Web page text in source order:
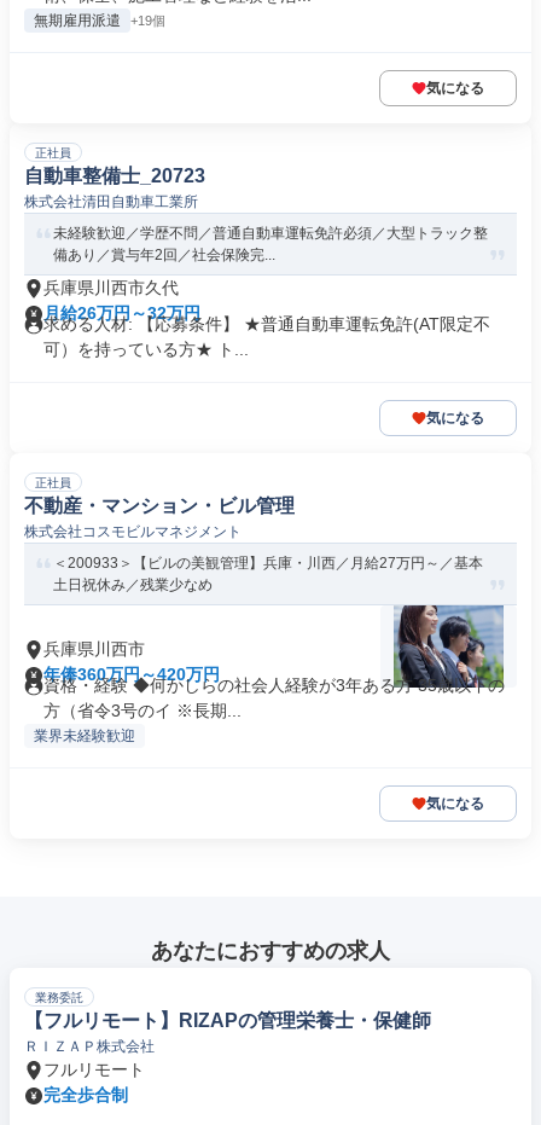
無期雇用派遣 +19個
気になる
正社員
自動車整備士_20723
株式会社清田自動車工業所
未経験歓迎／学歴不問／普通自動車運転免許必須／大型トラック整
備あり／賞与年2回／社会保険完...
兵庫県川西市久代
月給26万円～32万円
求める人材: 【応募条件】 ★普通自動車運転免許(AT限定不
可）を持っている方★ ト...
気になる
正社員
不動産・マンション・ビル管理
株式会社コスモビルマネジメント
＜200933＞【ビルの美観管理】兵庫・川西／月給27万円～／基本
土日祝休み／残業少なめ
兵庫県川西市
年俸360万円～420万円
資格・経験 ◆何かしらの社会人経験が3年ある方 35歳以下の
方（省令3号のイ ※長期...
業界未経験歓迎
気になる
あなたにおすすめの求人
業務委託
【フルリモート】RIZAPの管理栄養士・保健師
ＲＩＺＡＰ株式会社
フルリモート
完全歩合制